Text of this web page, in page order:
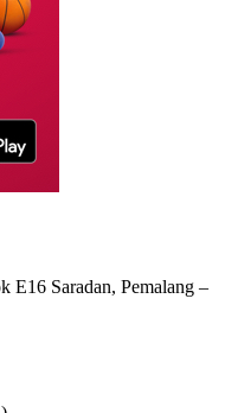
Saradan, Pemalang –